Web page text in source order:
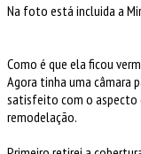
Na foto está incluida a
Como é que ela ficou
Agora tinha uma câmara
satisfeito com o aspecto
remodelação.